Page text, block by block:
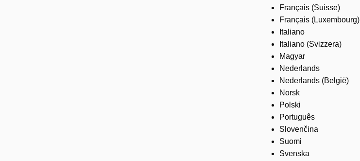
Français (Suisse)
Français (Luxembourg)
Italiano
Italiano (Svizzera)
Magyar
Nederlands
Nederlands (België)
Norsk
Polski
Português
Slovenčina
Suomi
Svenska